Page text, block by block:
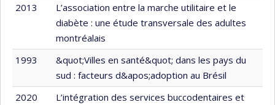
2013
L’association entre la marche utilitaire et le
diabète : une étude transversale des adultes
montréalais
1993
&quot;Villes en santé&quot; dans les pays du
sud : facteurs d&apos;adoption au Brésil
2020
L’intégration des services buccodentaires et